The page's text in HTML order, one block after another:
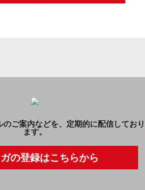
のご案内などを、定期的に配信しており
ます。
の登録はこちらから